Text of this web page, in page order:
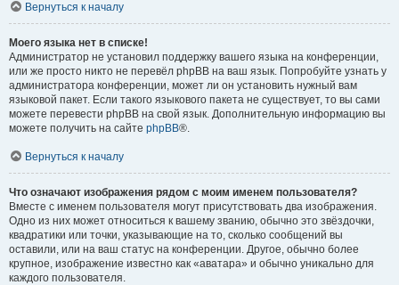
Вернуться к началу
Моего языка нет в списке!
Администратор не установил поддержку вашего языка на конференции,
или же просто никто не перевёл phpBB на ваш язык. Попробуйте узнать у
администратора конференции, может ли он установить нужный вам
языковой пакет. Если такого языкового пакета не существует, то вы сами
можете перевести phpBB на свой язык. Дополнительную информацию вы
можете получить на сайте phpBB®.
Вернуться к началу
Что означают изображения рядом с моим именем пользователя?
Вместе с именем пользователя могут присутствовать два изображения.
Одно из них может относиться к вашему званию, обычно это звёздочки,
квадратики или точки, указывающие на то, сколько сообщений вы
оставили, или на ваш статус на конференции. Другое, обычно более
крупное, изображение известно как «аватара» и обычно уникально для
каждого пользователя.